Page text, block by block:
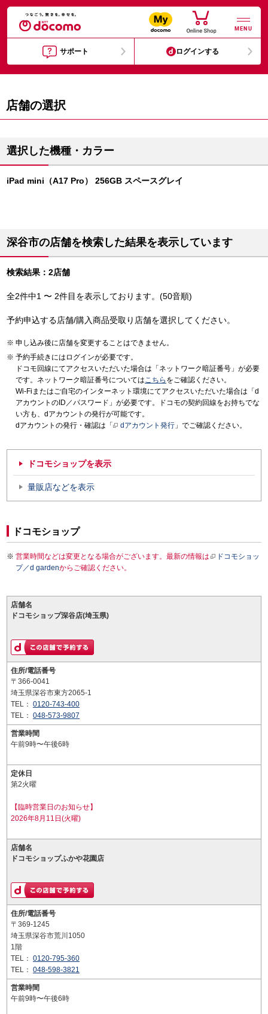
MENU
サポート ログインする
店舗の選択
選択した機種・カラー
iPad mini（A17 Pro） 256GB スペースグレイ
深谷市の店舗を検索した結果を表示しています
検索結果：2店舗
全2件中1 〜 2件目を表示しております。(50音順)
予約申込する店舗/購入商品受取り店舗を選択してください。
申し込み後に店舗を変更することはできません。
予約手続きにはログインが必要です。
ドコモ回線にてアクセスいただいた場合は「ネットワーク暗証番号」が必要
です。ネットワーク暗証番号についてはこちら をご確認ください。
Wi-Fiまたはご自宅のインターネット環境にてアクセスいただいた場合は「d
アカウントのID／パスワード」が必要です。ドコモの契約回線をお持ちでな
い方も、dアカウントの発行が可能です。
dアカウントの発行・確認は「
dアカウント発行 」でご確認ください。
ドコモショップを表示
量販店などを表示
ドコモショップ
営業時間などは変更となる場合がございます。最新の情報は
ドコモショッ
プ／d gardenからご確認ください。
店舗名
ドコモショップ深谷店(埼玉県)
住所/電話番号
〒366-0041
埼玉県深谷市東方2065-1
TEL： 0120-743-400
TEL： 048-573-9807
営業時間
午前9時〜午後6時
定休日
第2火曜
【臨時営業日のお知らせ】
2026年8月11日(火曜)
店舗名
ドコモショップふかや花園店
住所/電話番号
〒369-1245
埼玉県深谷市荒川1050
1階
TEL： 0120-795-360
TEL： 048-598-3821
営業時間
午前9時〜午後6時